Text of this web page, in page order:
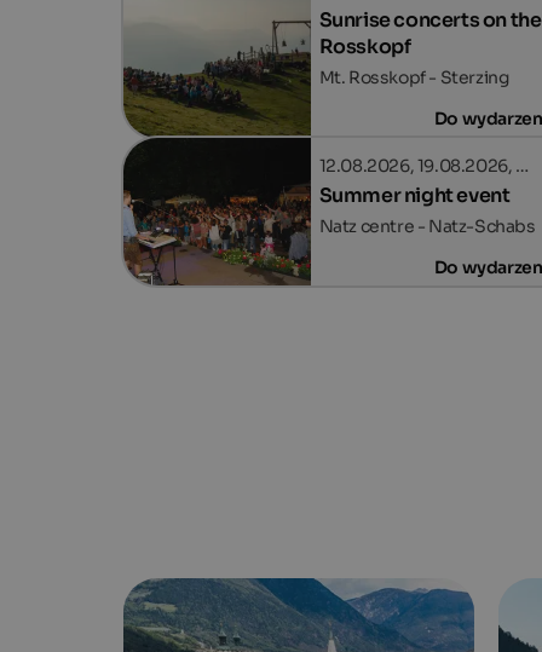
Sunrise concerts on the
Rosskopf
Mt. Rosskopf - Sterzing
Do
12.08.2026, 19.08.2026, …
Summer night event
Natz centre - Natz-Schabs
Do